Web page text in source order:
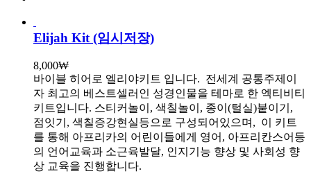
Elijah Kit (임시저장)
8,000₩
바이블 히어로 엘리야키트 입니다. 전세계 공통주제이
자 최고의 베스트셀러인 성경인물을 테마로 한 엑티비티
키트입니다. 스티커놀이, 색칠놀이, 종이(털실)붙이기,
점잇기, 색칠증강현실등으로 구성되어있으며, 이 키트
를 통해 아프리카의 어린이들에게 영어, 아프리칸스어등
의 언어교육과 소근육발달, 인지기능 향상 및 사회성 향
상 교육을 진행합니다.